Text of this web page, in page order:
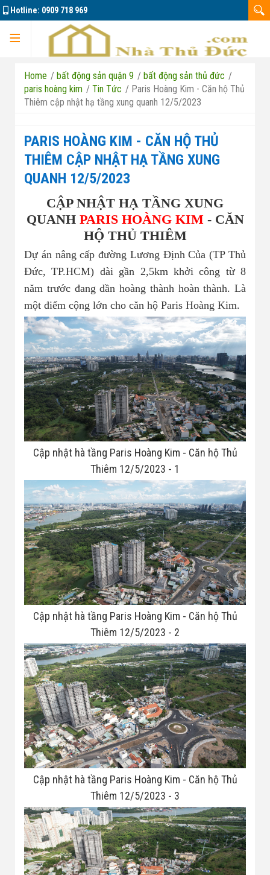
Hotline: 0909 718 969
Trang chủ
Dự án
Marine City
Đông Tăng Long
Nhà đất bán 01
Nhà đất bán 02
Nhà đất bán 03
Home / bất động sản quận 9 / bất động sản thủ đức /
paris hoàng kim / Tin Tức / Paris Hoàng Kim - Căn hộ Thủ
Thiêm cập nhật hạ tầng xung quanh 12/5/2023
PARIS HOÀNG KIM - CĂN HỘ THỦ
THIÊM CẬP NHẬT HẠ TẦNG XUNG
QUANH 12/5/2023
CẬP NHẬT HẠ TẦNG XUNG
QUANH PARIS HOÀNG KIM- CĂN
HỘ THỦ THIÊM
Dự án nâng cấp đường Lương Định Của (TP Thủ
Đức, TP.HCM) dài gần 2,5km khởi công từ 8
năm trước đang dần hoàng thành hoàn thành. Là
một điểm cộng lớn cho căn hộ Paris Hoàng Kim.
Cập nhật hà tầng Paris Hoàng Kim - Căn hộ Thủ
Thiêm 12/5/2023 - 1
Cập nhật hà tầng Paris Hoàng Kim - Căn hộ Thủ
Thiêm 12/5/2023 - 2
Cập nhật hà tầng Paris Hoàng Kim - Căn hộ Thủ
Thiêm 12/5/2023 - 3